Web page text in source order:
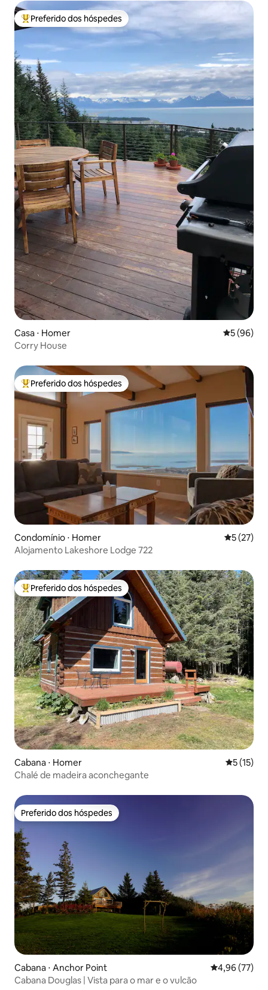
Entre os melhores preferidos dos hóspedes
Preferido dos hóspedes
Casa ⋅ Homer 5 de uma
5 (96)
Corry House
Entre os melhores preferidos dos hóspedes
Preferido dos hóspedes
Condomínio ⋅ Homer 5 de uma
5 (27)
Alojamento Lakeshore Lodge 722
Entre os melhores preferidos dos hóspedes
Preferido dos hóspedes
Cabana ⋅ Homer 5 de uma
5 (15)
Chalé de madeira aconchegante
Preferido dos hóspedes
Preferido dos hóspedes
Cabana ⋅ Anchor Point 4,96 de uma
4,96 (77)
Cabana Douglas | Vista para o mar e o vulcão